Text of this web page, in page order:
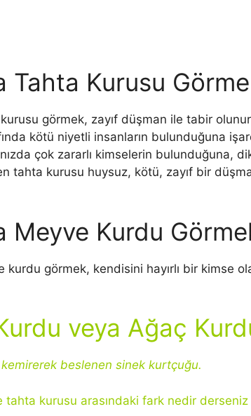
Tahta Kurusu
görmek, zayıf düşman ile tabir
kötü niyetli insanların bulunduğuna
çok zararlı kimselerin bulunduğuna,
tahta kurusu huysuz, kötü, zayıf bir
Meyve Kurdu
kurdu görmek, kendisini hayırlı bir kimse
veya Ağaç
kemirerek beslenen sinek kurtçuğu.
tahta kurusu arasındaki fark nedir derseniz